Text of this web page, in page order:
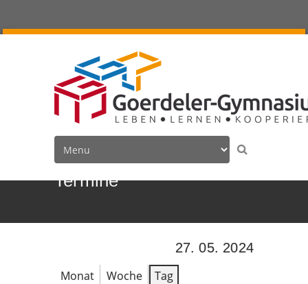
Termine
27. 05. 2024
Monat
Woche
Tag